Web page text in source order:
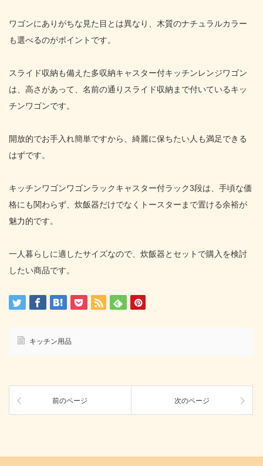
ワゴンにありがちな見た目とは異なり、木質のナチュラルカラー
も選べるのがポイントです。
スライド収納も備えた多収納キャスター付キッチンレンジワゴン
は、高さがあって、名前の通りスライド収納まで付いているキッ
チンワゴンです。
開放的でお手入れ簡単ですから、綺麗に保ちたい人も満足できる
はずです。
キッチンワゴンワゴンラックキャスター付ラック3段は、手頃な価
格にも関わらず、炊飯器だけでなくトースターまで置ける余裕が
魅力的です。
一人暮らしに適したサイズなので、炊飯器とセットで購入を検討
したい商品です。
キッチン用品
前のページ 次のページ